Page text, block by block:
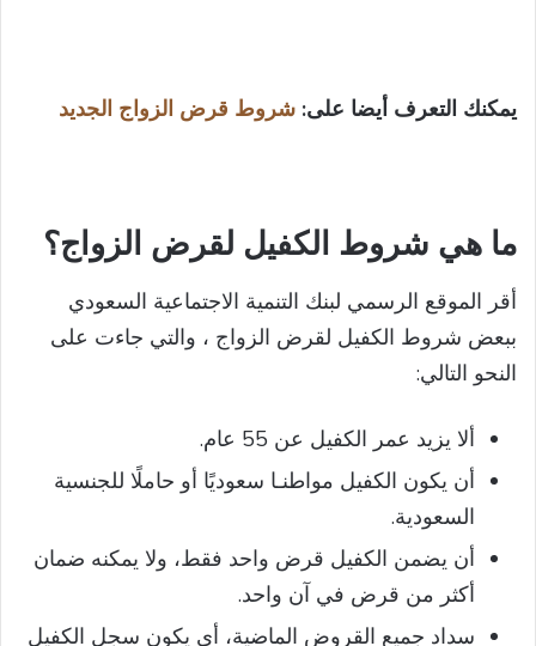
يمكنك التعرف أيضا على: شروط قرض الزواج الجديد​
ما هي شروط الكفيل لقرض الزواج؟
أقر الموقع الرسمي لبنك التنمية الاجتماعية السعودي
ببعض شروط الكفيل لقرض الزواج ، والتي جاءت على
النحو التالي:
ألا يزيد عمر الكفيل عن 55 عام.
أن يكون الكفيل مواطنـا سعوديًا أو حاملًا للجنسية
السعودية.
أن يضمن الكفيل قرض واحد فقط، ولا يمكنه ضمان
أكثر من قرض في آن واحد.
سداد جميع القروض الماضية، أي يكون سجل الكفيل